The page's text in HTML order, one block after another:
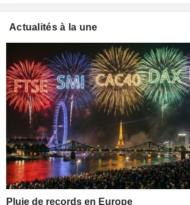
Actualités à la une
Pluie de records en Europe